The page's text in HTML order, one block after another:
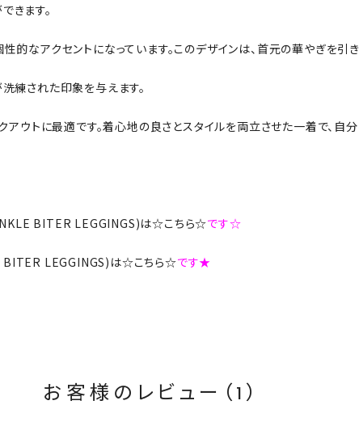
きます。
的なアクセントになっています。このデザインは、首元の華やぎを引
練された印象を与えます。
ウトに最適です。着心地の良さとスタイルを両立させた一着で、自
BITER LEGGINGS)は☆こちら☆です☆
BITER LEGGINGS)は☆こちら☆です★
お客様のレビュー（1）